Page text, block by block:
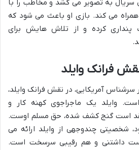
به تصویر می کشد و مخاطب را با
می کند. بازی او باعث می شود که
پنداری کرده و از تلاش هایش برای
فرانک وایلد
سرشناس آمریکایی، در نقش فرانک وایلد،
وایلد یک ماجراجوی کهنه کار و
است گنج کشف شده، حق مسلم اوست.
شخصیتی چندوجهی از وایلد ارائه می
داشتنی و هم رقیبی سرسخت است.